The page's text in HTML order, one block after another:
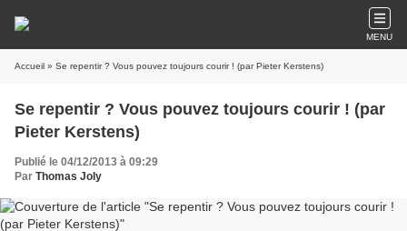
MENU
Accueil » Se repentir ? Vous pouvez toujours courir ! (par Pieter Kerstens)
Se repentir ? Vous pouvez toujours courir ! (par
Pieter Kerstens)
Publié le 04/12/2013 à 09:29
Par Thomas Joly